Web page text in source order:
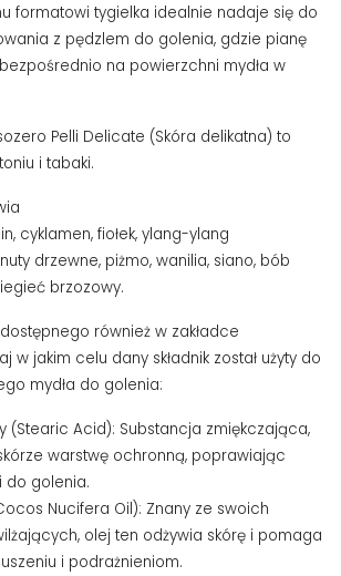
formatowi tygielka idealnie nadaje się do
z pędzlem do golenia, gdzie pianę
na powierzchni mydła w
Pelli Delicate (Skóra delikatna) to
i tabaki.
cyklamen, fiołek, ylang-ylang
drzewne, piżmo, wanilia, siano, bób
brzozowy.
dostępnego również w zakładce
w jakim celu dany składnik został użyty do
mydła do golenia:
(Stearic Acid): Substancja zmiękczająca,
warstwę ochronną, poprawiając
do golenia.
Nucifera Oil): Znany ze swoich
olej ten odżywia skórę i pomaga
i podrażnieniom.